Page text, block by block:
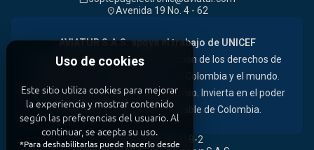
Uso de cookies
Este sitio utiliza cookies para mejorar
la experiencia y mostrar contenido
según las preferencias del usuario. Al
continuar, se acepta su uso.
*Para deshabilitarlas puede hacerlo desde
location_onAvenida 19 No. 4 - 62
AVIATUR S.A.S. apoya el trabajo de UNICEF
comprometiéndose con la protección de los derechos de
las niñas, niños y adolescentes en Colombia y el mundo.
Necesitamos también su compromiso. Invierta en el poder
de los niños, el valor más rentable de Colombia.
description
NIT: 860.000.018-2